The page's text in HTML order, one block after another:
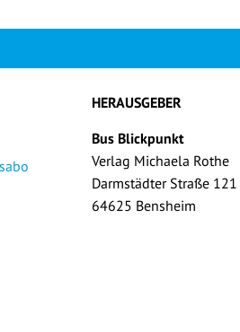
HERAUSGEBER
Bus Blickpunkt
Verlag Michaela Rothe
Darmstädter Straße 121
64625 Bensheim